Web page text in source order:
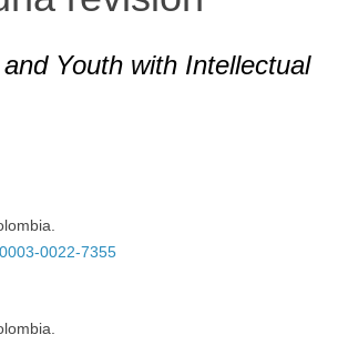
Youth with Intellectual
0022-7355